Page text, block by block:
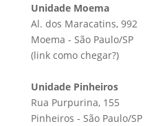
Unidade Moema
Al. dos Maracatins, 992
Moema - São Paulo/SP
(link como chegar?)
Unidade Pinheiros
Rua Purpurina, 155
Pinheiros - São Paulo/SP